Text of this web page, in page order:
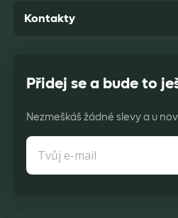
Přidej se a bude to
Nezmeškáš žádné slevy a u
Kontakty